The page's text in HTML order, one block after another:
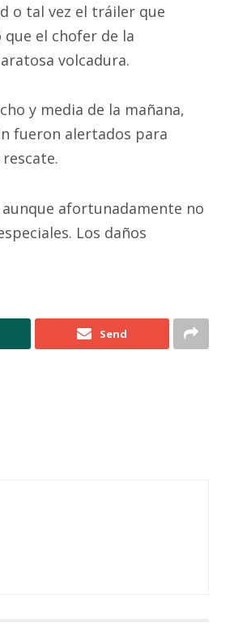
o tal vez el tráiler que
el chofer de la
volcadura.
y media de la mañana,
fueron alertados para
afortunadamente no
Los daños
Send